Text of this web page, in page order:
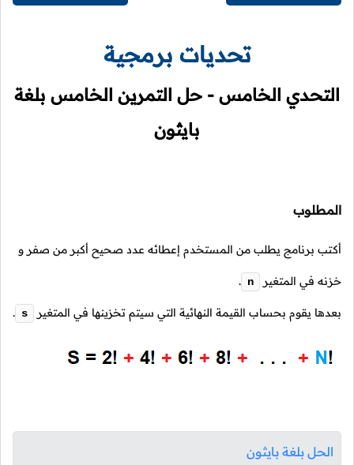
تحديات برمجية
التحدي الخامس - حل التمرين الخامس بلغة
بايثون
المطلوب
أكتب برنامج يطلب من المستخدم إعطائه عدد صحيح أكبر من صفر و
خزنه في المتغير n
.
بعدها يقوم بحساب القيمة النهائية التي سيتم تخزينها في المتغير s
.
الحل بلغة بايثون